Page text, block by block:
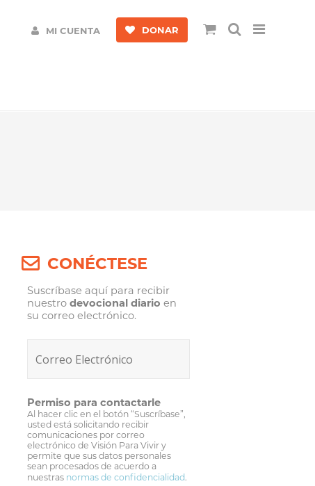
MI CUENTA DONAR
CONÉCTESE
Suscríbase aquí para recibir
nuestrodevocional diario en
su correo electrónico.
Permiso para contactarle
Al hacer clic en el botón “Suscríbase”,
usted está solicitando recibir
comunicaciones por correo
electrónico de Visión Para Vivir y
permite que sus datos personales
sean procesados de acuerdo a
nuestras normas de confidencialidad.